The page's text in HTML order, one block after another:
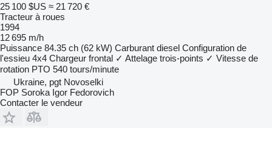
25 100 $US ≈ 21 720 €
Tracteur à roues
1994
12 695 m/h
Puissance 84.35 ch (62 kW) Carburant diesel Configuration de
l'essieu 4x4 Chargeur frontal ✓ Attelage trois-points ✓ Vitesse de
rotation PTO 540 tours/minute
Ukraine, pgt Novoselki
FOP Soroka Igor Fedorovich
Contacter le vendeur